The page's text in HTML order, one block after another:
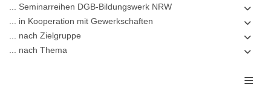
... Seminarreihen DGB-Bildungswerk NRW
... in Kooperation mit Gewerkschaften
... nach Zielgruppe
... nach Thema